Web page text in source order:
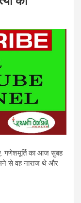
गणेशमूर्ति का आज सुबह
से वह नाराज थे और